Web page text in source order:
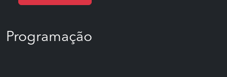
Programação